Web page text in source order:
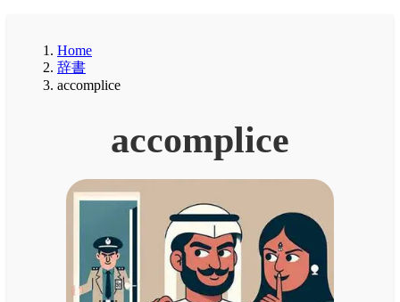
Home
辞書
accomplice
accomplice